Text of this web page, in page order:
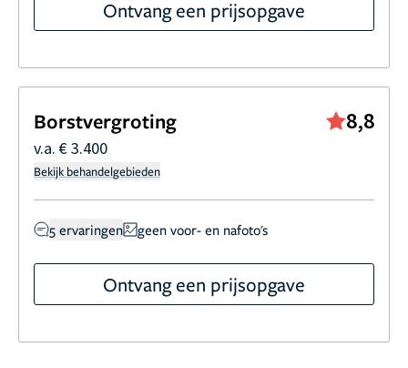
Ontvang een prijsopgave
Borstvergroting 8,8
v.a. € 3.400
Bekijk behandelgebieden
5 ervaringen geen voor- en nafoto's
Ontvang een prijsopgave